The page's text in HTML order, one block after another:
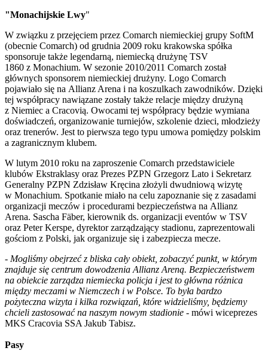
"Monachijskie Lwy"
W związku z przejęciem przez Comarch niemieckiej grupy SoftM
(obecnie Comarch) od grudnia 2009 roku krakowska spółka
sponsoruje także legendarną, niemiecką drużynę TSV
1860 z Monachium. W sezonie 2010/2011 Comarch został
głównych sponsorem niemieckiej drużyny. Logo Comarch
pojawiało się na Allianz Arena i na koszulkach zawodników. Dzięki
tej współpracy nawiązane zostały także relacje między drużyną
z Niemiec a Cracovią. Owocami tej współpracy będzie wymiana
doświadczeń, organizowanie turniejów, szkolenie dzieci, młodzieży
oraz trenerów. Jest to pierwsza tego typu umowa pomiędzy polskim
a zagranicznym klubem.
W lutym 2010 roku na zaproszenie Comarch przedstawiciele
klubów Ekstraklasy oraz Prezes PZPN Grzegorz Lato i Sekretarz
Generalny PZPN Zdzisław Kręcina złożyli dwudniową wizytę
w Monachium. Spotkanie miało na celu zapoznanie się z zasadami
organizacji meczów i procedurami bezpieczeństwa na Allianz
Arena. Sascha Fäber, kierownik ds. organizacji eventów w TSV
oraz Peter Kerspe, dyrektor zarządzający stadionu, zaprezentowali
gościom z Polski, jak organizuje się i zabezpiecza mecze.
- Mogliśmy obejrzeć z bliska cały obiekt, zobaczyć punkt, w którym
znajduje się centrum dowodzenia Allianz Areną. Bezpieczeństwem
na obiekcie zarządza niemiecka policja i jest to główna różnica
między meczami w Niemczech i w Polsce. To była bardzo
pożyteczna wizyta i kilka rozwiązań, które widzieliśmy, będziemy
chcieli zastosować na naszym nowym stadionie - mówi wiceprezes
MKS Cracovia SSA Jakub Tabisz.
Pasy